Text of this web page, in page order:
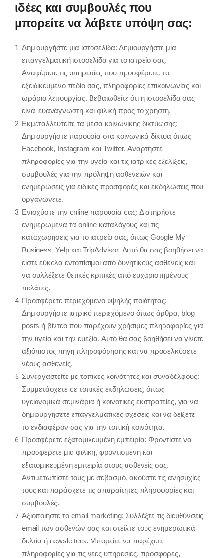
ιδέες και συμβουλές που
μπορείτε να λάβετε υπόψη σας:
Δημιουργήστε μια ιστοσελίδα: Δημιουργήστε μια
επαγγελματική ιστοσελίδα για το ιατρείο σας.
Αναφέρετε τις υπηρεσίες που προσφέρετε, το
εξειδικευμένο πεδίο σας, πληροφορίες επικοινωνίας και
ωράριο λειτουργίας. Βεβαιωθείτε ότι η ιστοσελίδα σας
είναι ευανάγνωστη και φιλική προς το χρήστη.
Εκμεταλλευτείτε τα μέσα κοινωνικής δικτύωσης:
Δημιουργήστε παρουσία στα κοινωνικά δίκτυα όπως
Facebook, Instagram και Twitter. Αναρτήστε
πληροφορίες για την υγεία και τις ιατρικές εξελίξεις,
συμβουλές για την πρόληψη ασθενειών και
ενημερώσεις για ειδικές προσφορές και εκδηλώσεις που
οργανώνετε.
Ενισχύστε την online παρουσία σας: Διατηρήστε
ενημερωμένα τα online καταλόγους και τις
καταχωρήσεις για το ιατρείο σας, όπως Google My
Business, Yelp και TripAdvisor. Αυτό θα σας βοηθήσει να
είστε εύκολα εντοπίσιμοι από δυνητικούς ασθενείς και
να συλλέξετε θετικές κριτικές από ευχαριστημένους
πελάτες.
Προσφέρετε περιεχόμενο υψηλής ποιότητας:
Δημιουργήστε ιατρικό περιεχόμενο όπως άρθρα, blog
posts ή βίντεο που παρέχουν χρήσιμες πληροφορίες για
την υγεία και την ευεξία. Αυτό θα σας βοηθήσει να γίνετε
αξιόπιστος πηγή πληροφόρησης και να προσελκύσετε
νέους ασθενείς.
Συνεργαστείτε με τοπικές κοινότητες και συναδέλφους:
Συμμετάσχετε σε τοπικές εκδηλώσεις, όπως
υγειονομικά σεμινάρια ή κοινοτικές εκστρατείες, για να
δημιουργήσετε επαγγελματικές σχέσεις και να δείξετε
το ενδιαφέρον σας για την τοπική κοινότητα.
Προσφέρετε εξατομικευμένη εμπειρία: Φροντίστε να
προσφέρετε μια φιλική, φροντισμένη και
εξατομικευμένη εμπειρία στους ασθενείς σας.
Αντιμετωπίστε τους με σεβασμό, ακούστε τις ανησυχίες
τους και παράσχετε τις απαραίτητες πληροφορίες και
συμβουλές.
Αξιοποιήστε το email marketing: Συλλέξτε τις διευθύνσεις
email των ασθενών σας και στείλτε τους ενημερωτικά
δελτία ή newsletters. Μπορείτε να παρέχετε
πληροφορίες για τις νέες υπηρεσίες, προσφορές,